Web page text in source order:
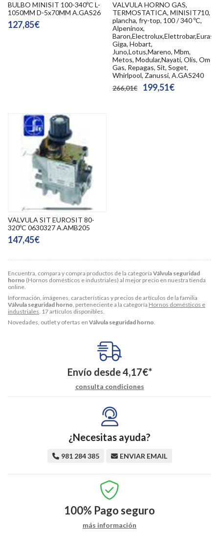
Encuentra, compara y compra productos de la categoría Válvula seguridad
horno (Hornos domésticos e industriales) al mejor precio en nuestra tienda
online.
Información, imágenes, características y precios de artículos de la familia
Válvula seguridad horno, perteneciente a la categoría Hornos domésticos e
industriales. 17 artículos disponibles.
Novedades, outlet y ofertas en Válvula seguridad horno.
BULBO MINISIT 100-340ºC L-
1050MM D-5x70MM A.GAS26
127,85€
VALVULA HORNO GAS,
TERMOSTATICA, MINISIT710,
plancha, fry-top, 100 / 340 ºC,
Alpeninox,
Baron,Electrolux,Elettrobar,Eurast,
Giga, Hobart,
Juno,Lotus,Mareno, Mbm,
Metos, Modular,Nayati, Olis, Om
Gas, Repagas, Sit, Soget,
Whirlpool, Zanussi, A.GAS240
266,01€
199,51€
VALVULA SIT EUROSIT 80-
320ºC 0630327 A.AMB205
147,45€
Envío desde4,17€*
consulta condiciones
¿Necesitas ayuda?
981 284 385 ENVIAR EMAIL
100% Pago seguro
más información